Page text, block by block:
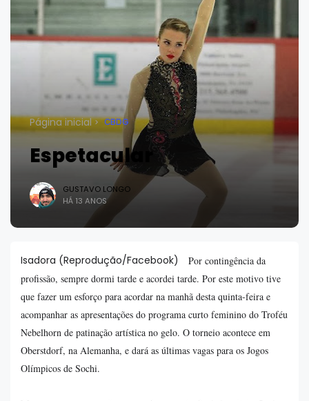
Página inicial CBDG
Espetacular
GUSTAVO LONGO
HÁ 13 ANOS
Isadora (Reprodução/Facebook)
Por contingência da
profissão, sempre dormi tarde e acordei tarde. Por este motivo tive
que fazer um esforço para acordar na manhã desta quinta-feira e
acompanhar as apresentações do programa curto feminino do Troféu
Nebelhorn de patinação artística no gelo. O torneio acontece em
Oberstdorf, na Alemanha, e dará as últimas vagas para os Jogos
Olímpicos de Sochi.